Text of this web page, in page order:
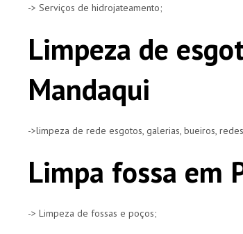
-> Serviços de hidrojateamento;
Limpeza de
Mandaqui
->limpeza de rede esgotos, galerias, bueiros,
Limpa fossa em
-> Limpeza de fossas e poços;